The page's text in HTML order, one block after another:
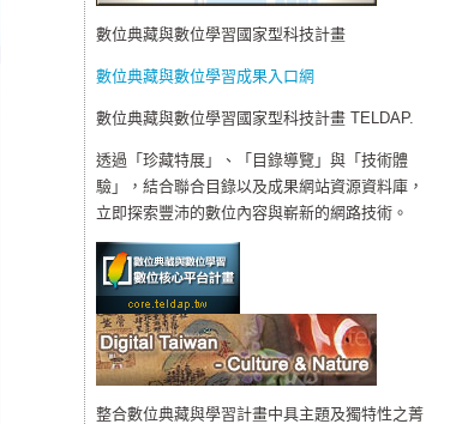
數位典藏與數位學習國家型科技計畫
數位典藏與數位學習成果入口網
數位典藏與數位學習國家型科技計畫 TELDAP.
透過「珍藏特展」、「目錄導覽」與「技術體
驗」，結合聯合目錄以及成果網站資源資料庫，
立即探索豐沛的數位內容與嶄新的網路技術。
整合數位典藏與學習計畫中具主題及獨特性之菁